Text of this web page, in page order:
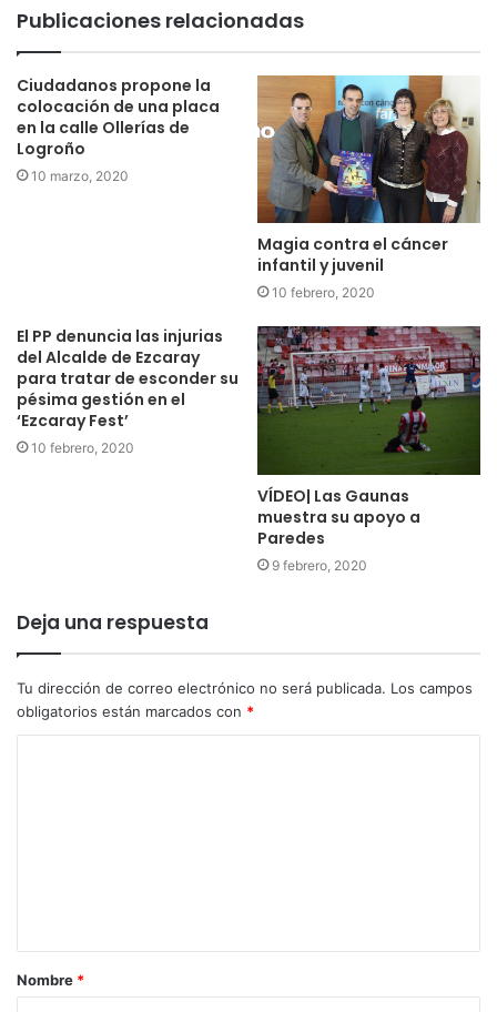
Publicaciones relacionadas
Ciudadanos propone la
colocación de una placa
en la calle Ollerías de
Logroño
10 marzo, 2020
Magia contra el cáncer
infantil y juvenil
10 febrero, 2020
El PP denuncia las injurias
del Alcalde de Ezcaray
para tratar de esconder su
pésima gestión en el
‘Ezcaray Fest’
10 febrero, 2020
VÍDEO| Las Gaunas
muestra su apoyo a
Paredes
9 febrero, 2020
Deja una respuesta
Tu dirección de correo electrónico no será publicada. Los campos
obligatorios están marcados con *
Nombre *